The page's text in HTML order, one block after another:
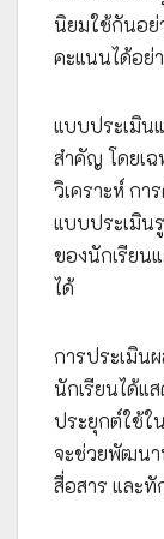
นิยมใช้กันอย่
คะแนนได้อย่
แบบประเมิน
สำคัญ โดยเ
วิเคราะห์ กา
แบบประเมิน
ของนักเรียน
ได้
การประเมิน
นักเรียนได้แ
ประยุกต์ใช้ใ
จะช่วยพัฒนา
สื่อสาร และ